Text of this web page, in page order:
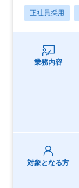
正社員採用
業務内容
対象となる方